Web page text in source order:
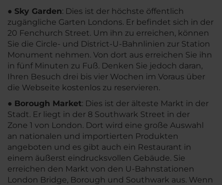
● Sky Garden: Dies ist der höchste öffentlich
zugängliche Garten Londons. Er befindet sich in der
20 Fenchurch Street. Um ihn zu erreichen, können
Sie die Circle- und District-U-Bahnlinien zur Station
Monument nehmen. Von dort aus erreichen Sie ihn
in fünf Minuten zu Fuß. Denken Sie jedoch daran,
Ihren Besuch drei bis vier Wochen im Voraus über
die Webseite kostenlos zu reservieren.
● Borough Market: Dies ist der älteste Markt in der
Stadt. Er liegt in der 8 Southwark Street in der
Zone 1 von London. Dort wird eine große Auswahl
an nationalen und importierten Produkten
angeboten und es gibt auch ein Restaurant in
einem äußerst eindrucksvollen Gebäude. Sie
erreichen den Markt von den U-Bahnstationen
London Bridge, Borough und Southwark aus. Wenn